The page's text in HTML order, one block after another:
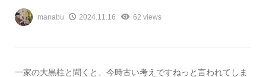
manabu 2024.11.16 62 views
一家の大黒柱と聞くと、今時古い考えですねっと言われてしま